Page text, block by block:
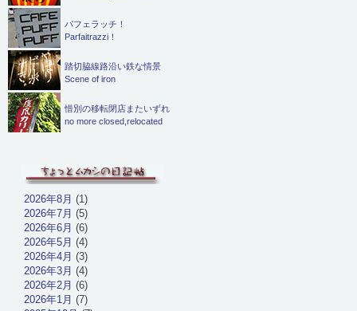
パフェラッチ！
Parfaitrazzi！
踏切脇線路沿い鉄な情景
Scene of iron
惜別の移転閉店またいずれ
no more closed,relocated
2026年8月 (1)
2026年7月 (5)
2026年6月 (6)
2026年5月 (4)
2026年4月 (3)
2026年3月 (4)
2026年2月 (6)
2026年1月 (7)